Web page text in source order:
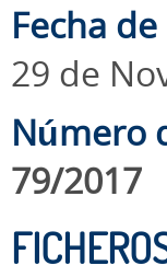
Fecha
29 de
Número
79/2017